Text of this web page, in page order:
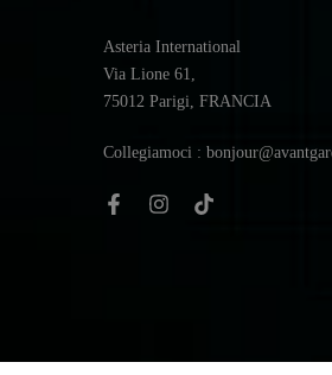
Asteria International
Via Lione 61,
75012 Parigi, FRANCIA
Collegiamoci :